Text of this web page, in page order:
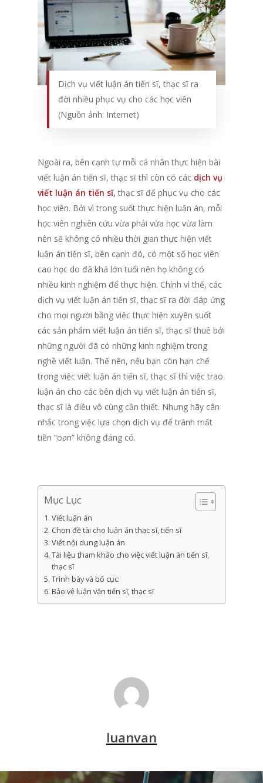
Dịch vụ viết luận án tiến sĩ, thạc sĩ ra
đời nhiều phục vụ cho các học viên
(Nguồn ảnh: Internet)
Ngoài ra, bên cạnh tự mỗi cá nhân thực hiện bài
viết luận án tiến sĩ, thạc sĩ thì còn có các dịch vụ
viết luận án tiến sĩ,thạc sĩ để phục vụ cho các
học viên. Bởi vì trong suốt thực hiện luận án, mỗi
học viên nghiên cứu vừa phải vừa học vừa làm
nên sẽ không có nhiều thời gian thực hiện viết
luận án tiến sĩ, bên cạnh đó, có một số học viên
cao học do đã khá lớn tuổi nên họ không có
nhiều kinh nghiệm để thực hiện. Chính vì thế, các
dịch vụ viết luận án tiến sĩ, thạc sĩ ra đời đáp ứng
cho mọi người bằng việc thực hiện xuyên suốt
các sản phẩm viết luận án tiến sĩ, thạc sĩ thuê bởi
những người đã có những kinh nghiệm trong
nghề viết luận. Thế nên, nếu bạn còn hạn chế
trong việc viết luận án tiến sĩ, thạc sĩ thì việc trao
luận án cho các bên dịch vụ viết luận án tiến sĩ,
thạc sĩ là điều vô cùng cần thiết. Nhưng hãy cân
nhắc trong việc lựa chọn dịch vụ để tránh mất
tiền “oan” không đáng có.
Mục Lục
Viết luận án
Chọn đề tài cho luận án thạc sĩ, tiến sĩ
Viết nội dung luận án
Tài liệu tham khảo cho việc viết luận án tiến sĩ,
thạc sĩ
Trình bày và bố cục:
Bảo vệ luận văn tiến sĩ, thạc sĩ
luanvan